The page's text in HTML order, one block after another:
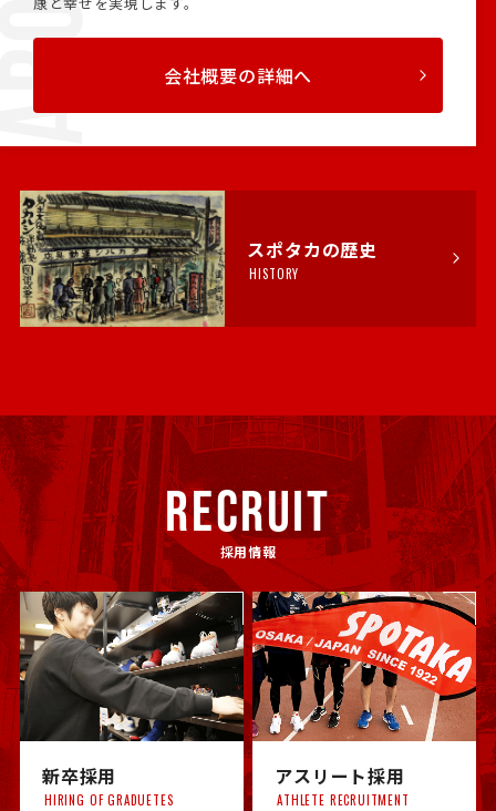
会社概要の詳細へ
スポタカの歴史
HISTORY
RECRUIT
採用情報
新卒採用
HIRING OF GRADUETES
アスリート採用
ATHLETE RECRUITMENT